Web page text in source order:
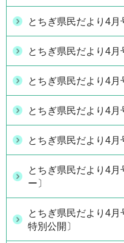
とちぎ県民だより4月
とちぎ県民だより4月
とちぎ県民だより4月
とちぎ県民だより4月
とちぎ県民だより4月
とちぎ県民だより4
ー〕
とちぎ県民だより4
特別公開〕